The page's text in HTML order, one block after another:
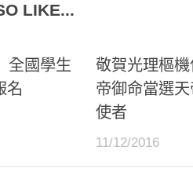
LIKE...
全國學生
名
敬賀光理樞
帝御命當選
使者
11/12/2016